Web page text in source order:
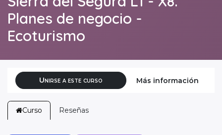
Planes de negocio -
Ecoturismo
Unirse a este curso Más información
Curso Reseñas